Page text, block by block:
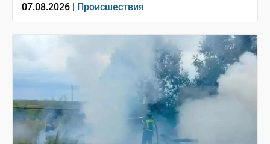
07.08.2026 | Происшествия